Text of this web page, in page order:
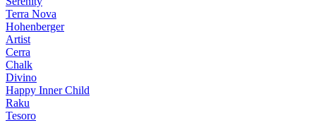
Terra Nova
Hohenberger
Artist
Cerra
Chalk
Divino
Happy Inner Child
Raku
Tesoro